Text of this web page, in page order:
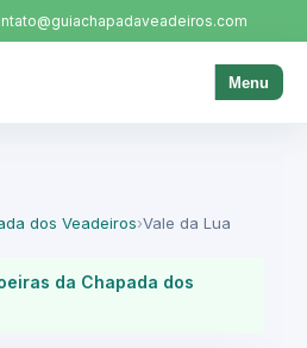
Menu
dos Veadeiros›Vale da Lua
da Chapada dos